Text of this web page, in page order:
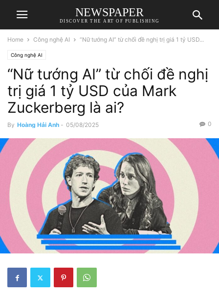
NEWSPAPER
DISCOVER THE ART OF PUBLISHING
Home Công nghệ AI “Nữ tướng AI” từ chối đề nghị trị giá 1 tỷ USD...
Công nghệ AI
“Nữ tướng AI” từ chối đề nghị
trị giá 1 tỷ USD của Mark
Zuckerberg là ai?
By Hoàng Hải Anh - 05/08/2025 0